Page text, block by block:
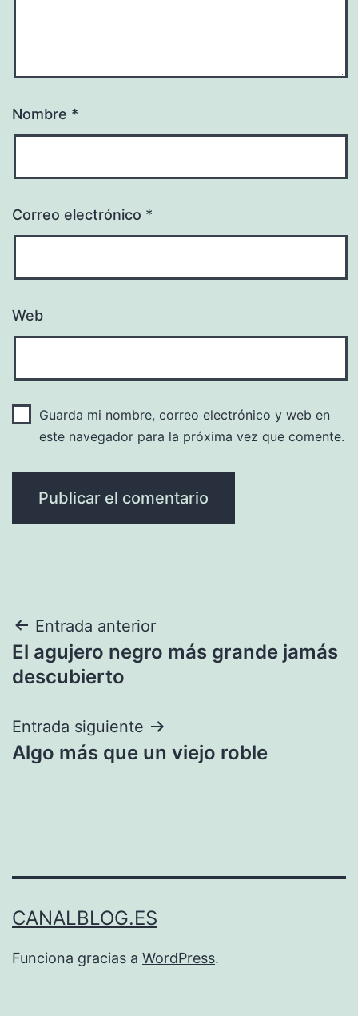
Nombre *
Correo electrónico *
Web
Guarda mi nombre, correo electrónico y web en
este navegador para la próxima vez que comente.
Navegación
de
Entrada anterior
El agujero negro más grande jamás
descubierto
Entrada siguiente
Algo más que un viejo roble
CANALBLOG.ES
Funciona gracias a WordPress.